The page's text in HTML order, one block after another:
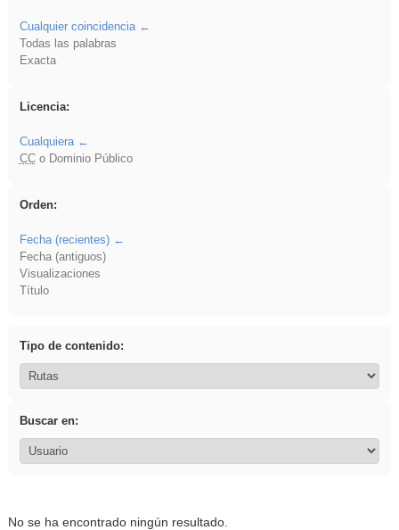
Cualquier coincidencia
Todas las palabras
Exacta
Licencia:
Cualquiera
CCo Dominio Público
Orden:
Fecha (recientes)
Fecha (antiguos)
Visualizaciones
Título
Tipo de contenido:
Buscar en:
No se ha encontrado ningún resultado.